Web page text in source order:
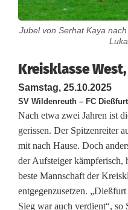
l
a
s
e
W
e
s
t
Jubel von Serhat Kaya
Kreisklasse
Samstag, 25.10.2025
SV Wildenreuth – FC
Nach etwa zwei Jahren ist
gerissen. Der Spitzenreiter
mit nach Hause. Doch
der Aufsteiger kämpferisch,
beste Mannschaft der
entgegenzusetzen.
Sieg war auch verdient“, so